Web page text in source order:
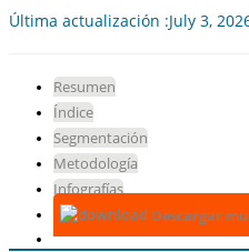
Última actualización :July 3,
Resumen
Índice
Segmentación
Metodología
Infografías
Descargar